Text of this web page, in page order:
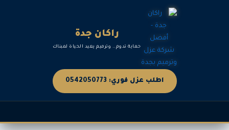
راكان جدة
حماية تدوم.. وترميم يعيد الحياة لمبناك
اطلب عزل فوري: 0542050773